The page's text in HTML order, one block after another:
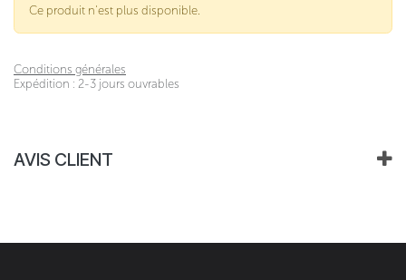
Ce produit n'est plus disponible.
Conditions générales
Expédition : 2-3 jours ouvrables
AVIS CLIENT